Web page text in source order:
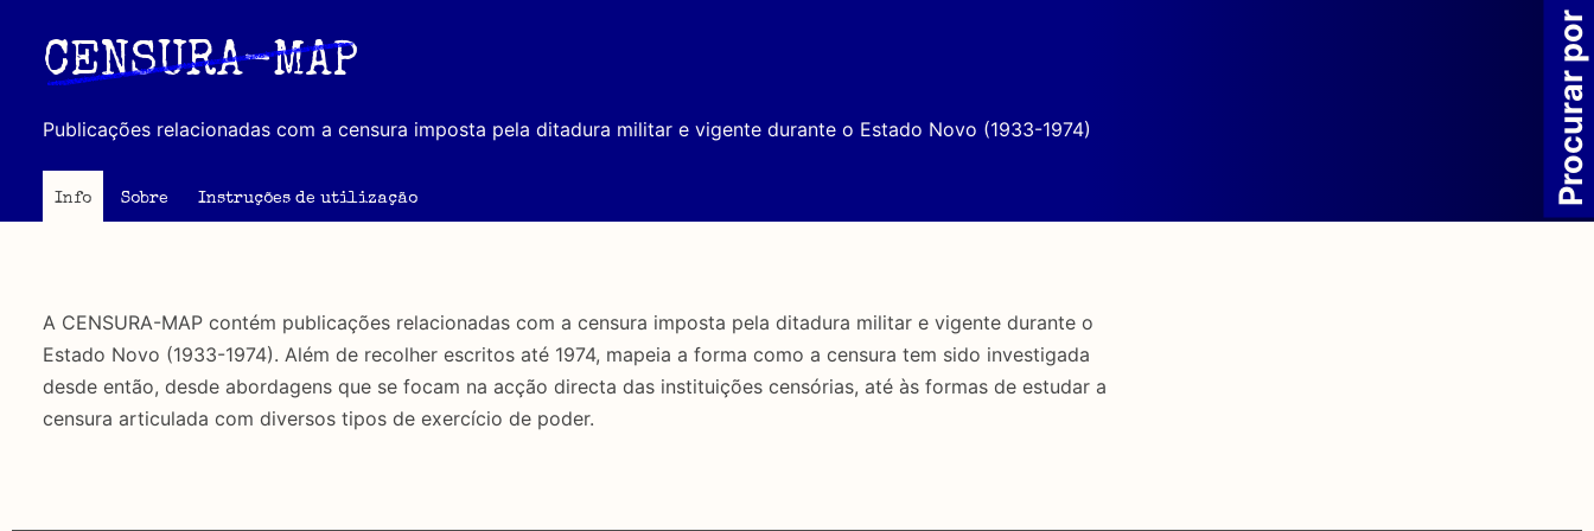
principal
CENSURA-MAP
Publicações relacionadas com a censura imposta pela ditadura militar e vigente durante o Estado Novo (1933-1974)
Info Sobre Instruções de utilização
A CENSURA-MAP contém publicações relacionadas com a censura imposta pela ditadura militar e vigente durante o
Estado Novo (1933-1974). Além de recolher escritos até 1974, mapeia a forma como a censura tem sido investigada
desde então, desde abordagens que se focam na acção directa das instituições censórias, até às formas de estudar a
censura articulada com diversos tipos de exercício de poder.
Procurar por